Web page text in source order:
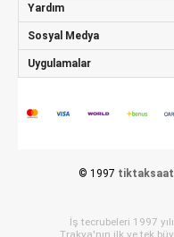
Yardım
Sosyal Medya
Uygulamalar
© 1997
İş tecrubeleri 1997
Trakya'nın ilk ve tek